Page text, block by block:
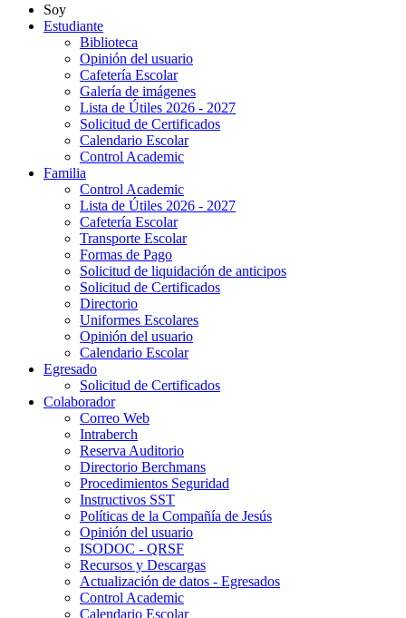
Soy
Estudiante
Biblioteca
Opinión del usuario
Cafetería Escolar
Galería de imágenes
Lista de Útiles 2026 - 2027
Solicitud de Certificados
Calendario Escolar
Control Academic
Familia
Control Academic
Lista de Útiles 2026 - 2027
Cafetería Escolar
Transporte Escolar
Formas de Pago
Solicitud de liquidación de anticipos
Solicitud de Certificados
Directorio
Uniformes Escolares
Opinión del usuario
Calendario Escolar
Egresado
Solicitud de Certificados
Colaborador
Correo Web
Intraberch
Reserva Auditorio
Directorio Berchmans
Procedimientos Seguridad
Instructivos SST
Políticas de la Compañía de Jesús
Opinión del usuario
ISODOC - QRSF
Recursos y Descargas
Actualización de datos - Egresados
Control Academic
Calendario Escolar